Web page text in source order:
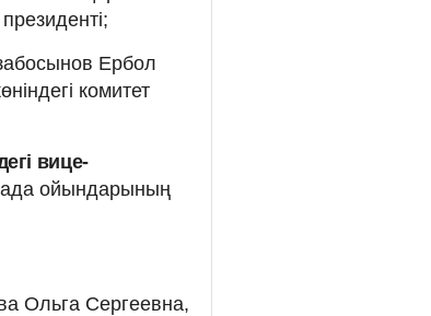
Ербол
комитет
вице-
ойындарының
Ольга Сергеевна,